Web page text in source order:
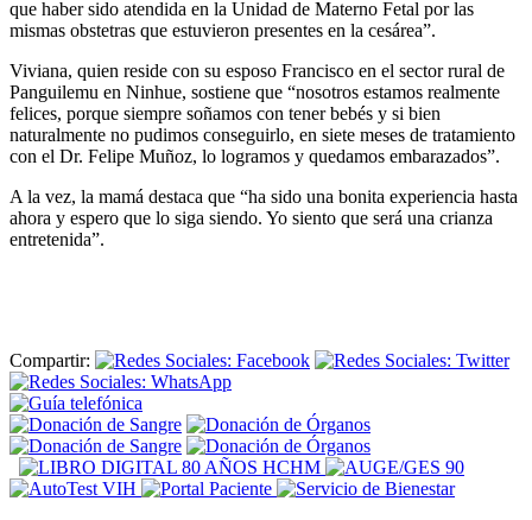
que haber sido atendida en la Unidad de Materno Fetal por las
mismas obstetras que estuvieron presentes en la cesárea”.
Viviana, quien reside con su esposo Francisco en el sector rural de
Panguilemu en Ninhue, sostiene que “nosotros estamos realmente
felices, porque siempre soñamos con tener bebés y si bien
naturalmente no pudimos conseguirlo, en siete meses de tratamiento
con el Dr. Felipe Muñoz, lo logramos y quedamos embarazados”.
A la vez, la mamá destaca que “ha sido una bonita experiencia hasta
ahora y espero que lo siga siendo. Yo siento que será una crianza
entretenida”.
Compartir: